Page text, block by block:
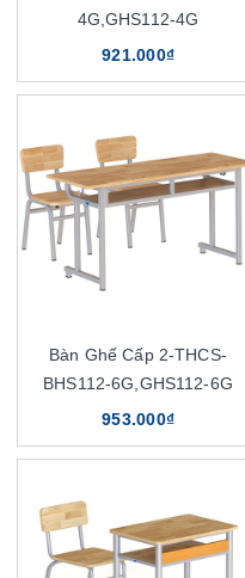
4G,GHS112-4G
921.000₫
Bàn Ghế Cấp 2-THCS-
BHS112-6G,GHS112-6G
953.000₫